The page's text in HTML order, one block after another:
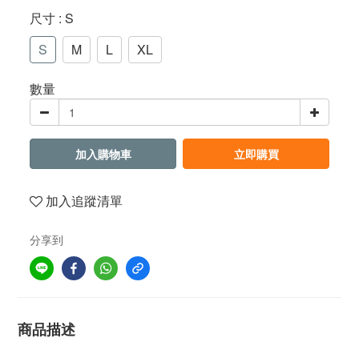
尺寸 : S
S
M L XL
數量
加入購物車 立即購買
加入追蹤清單
分享到
商品描述